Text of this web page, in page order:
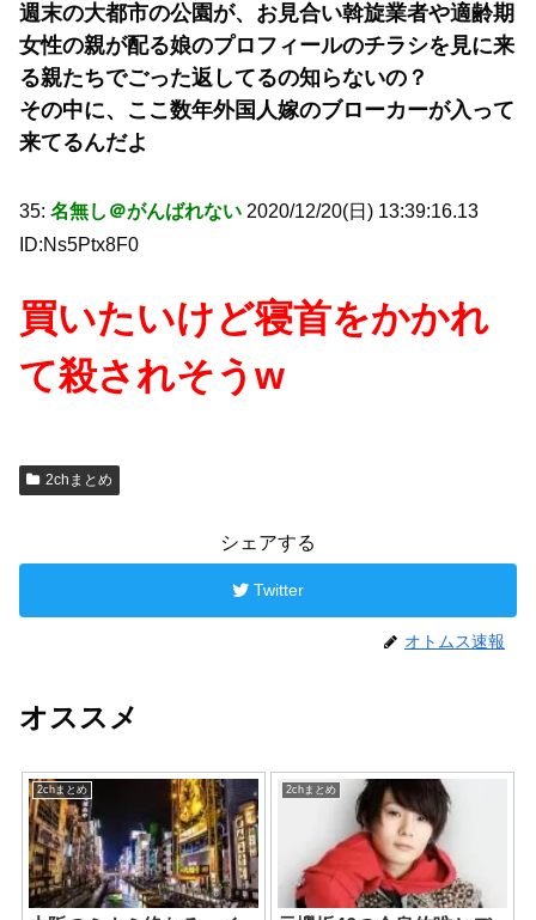
週末の大都市の公園が、お見合い斡旋業者や適齢期
女性の親が配る娘のプロフィールのチラシを見に来
る親たちでごった返してるの知らないの？
その中に、ここ数年外国人嫁のブローカーが入って
来てるんだよ
35: 名無し＠がんばれない 2020/12/20(日) 13:39:16.13
ID:Ns5Ptx8F0
買いたいけど寝首をかかれ
て殺されそうw
2chまとめ
シェアする
Twitter
オトムス速報
オススメ
2chまとめ 2chまとめ